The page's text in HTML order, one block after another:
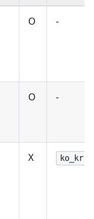
O -
O -
X ko_kr